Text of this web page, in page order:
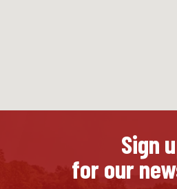
Sign
for our